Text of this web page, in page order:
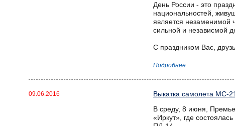
День России - это
национальностей,
является незаменимой
сильной и независмой
С праздником Вас,
Подробнее
09.06.2016
Выкатка самолета МС-
В среду, 8 июня,
«Иркут», где